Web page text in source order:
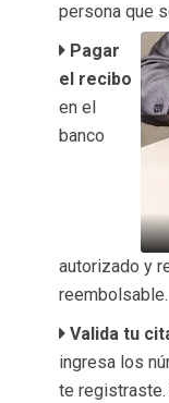
persona que
Pagar
el recibo
en el
banco
autorizado y
reembolsable.
Valida tu
ingresa los
te registraste.